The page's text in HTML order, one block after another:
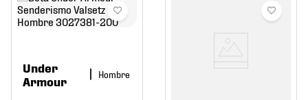
Under
Armour
Hombre